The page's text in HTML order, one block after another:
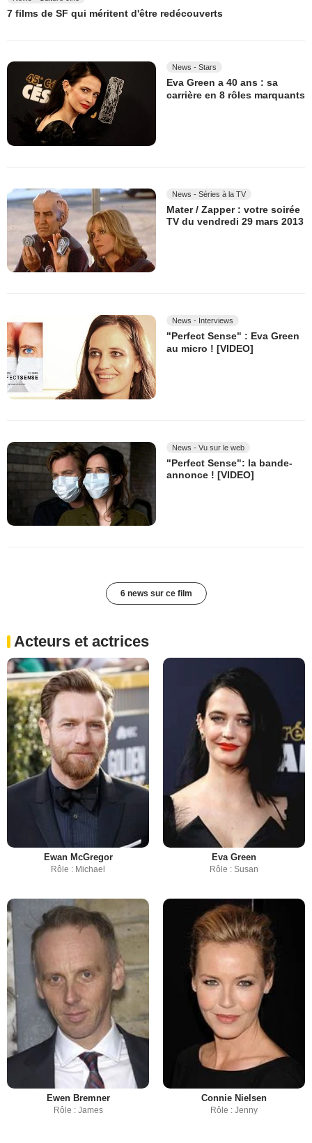
7 films de SF qui méritent d'être redécouverts
News - Stars
Eva Green a 40 ans : sa
carrière en 8 rôles marquants
News - Séries à la TV
Mater / Zapper : votre soirée
TV du vendredi 29 mars 2013
News - Interviews
"Perfect Sense" : Eva Green
au micro ! [VIDEO]
News - Vu sur le web
"Perfect Sense": la bande-
annonce ! [VIDEO]
6 news sur ce film
Acteurs et actrices
Ewan McGregor
Rôle : Michael
Eva Green
Rôle : Susan
Ewen Bremner
Rôle : James
Connie Nielsen
Rôle : Jenny